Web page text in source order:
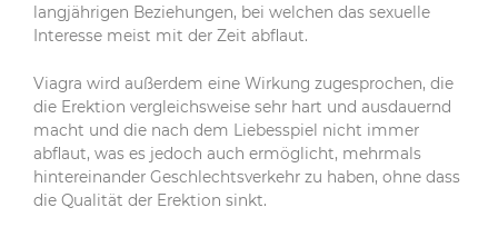
langjährigen Beziehungen, bei welchen das sexuelle
Interesse meist mit der Zeit abflaut.
Viagra wird außerdem eine Wirkung zugesprochen, die
die Erektion vergleichsweise sehr hart und ausdauernd
macht und die nach dem Liebesspiel nicht immer
abflaut, was es jedoch auch ermöglicht, mehrmals
hintereinander Geschlechtsverkehr zu haben, ohne dass
die Qualität der Erektion sinkt.